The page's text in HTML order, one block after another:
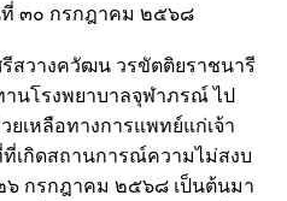
ที่ ๓๐ กรกฎาคม ๒๕๖๘
สวางควัฒน วรขัตติยราชนารี
นโรงพยาบาลจุฬาภรณ์ ไป
เหลือทางการแพทย์แก่เจ้า
เกิดสถานการณ์ความไม่สงบ
กรกฎาคม ๒๕๖๘ เป็นต้นมา